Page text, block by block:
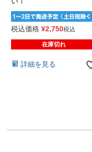
税込価格 ¥2,750税込
在庫切れ
詳細を見る